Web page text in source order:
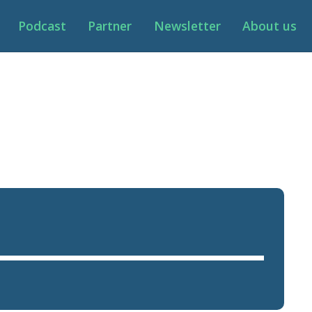
Podcast Partner Newsletter About us